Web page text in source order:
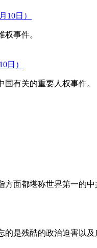
10日）
事件。
日）
有关的重要人权事件。
面都堪称世界第一的
是残酷的政治迫害以